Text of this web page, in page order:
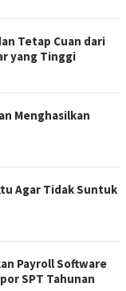
Tetap Cuan dari
yang Tinggi
Menghasilkan
Agar Tidak Suntuk
Payroll Software
SPT Tahunan